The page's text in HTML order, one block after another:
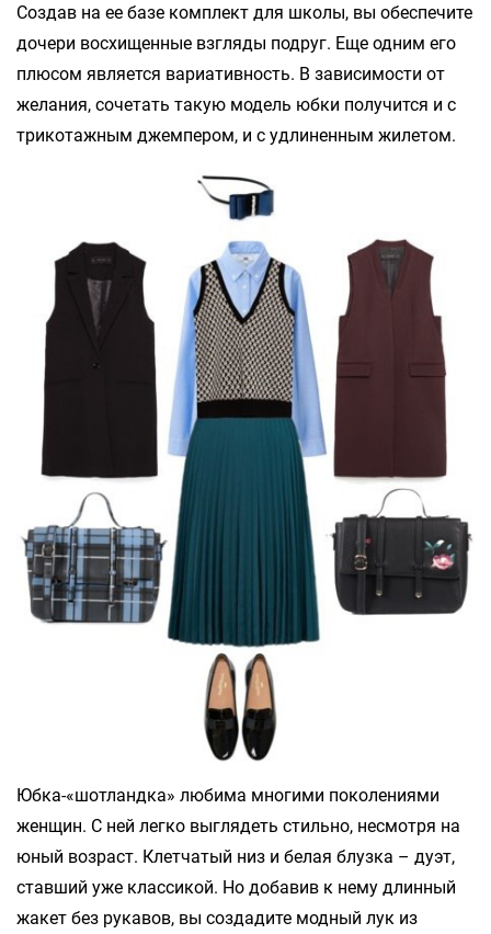
Создав на ее базе комплект для школы, вы обеспечите
дочери восхищенные взгляды подруг. Еще одним его
плюсом является вариативность. В зависимости от
желания, сочетать такую модель юбки получится и с
трикотажным джемпером, и с удлиненным жилетом.
Юбка-«шотландка» любима многими поколениями
женщин. С ней легко выглядеть стильно, несмотря на
юный возраст. Клетчатый низ и белая блузка – дуэт,
ставший уже классикой. Но добавив к нему длинный
жакет без рукавов, вы создадите модный лук из